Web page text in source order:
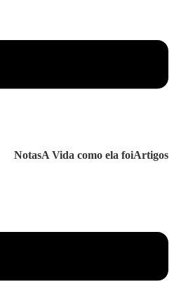
NotasA Vida como ela foiArtigos